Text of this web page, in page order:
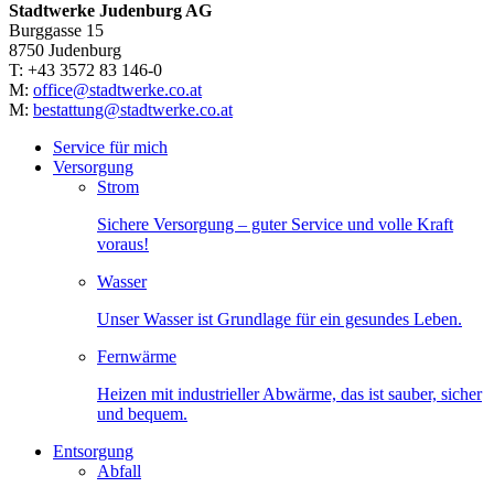
Stadtwerke Judenburg AG
Burggasse 15
8750 Judenburg
T: +43 3572 83 146-0
M: office@stadtwerke.co.at
M: bestattung@stadtwerke.co.at
Service für mich
Versorgung
Strom
Sichere Versorgung – guter Service und volle Kraft
voraus!
Wasser
Unser Wasser ist Grundlage für ein gesundes Leben.
Fernwärme
Heizen mit industrieller Abwärme, das ist sauber, sicher
und bequem.
Entsorgung
Abfall